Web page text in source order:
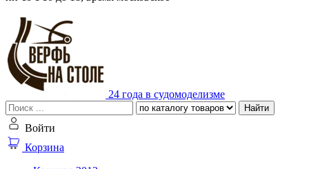
24 года в судомоделизме
Найти
Войти
Корзина